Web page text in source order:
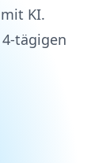
KI.
tägigen